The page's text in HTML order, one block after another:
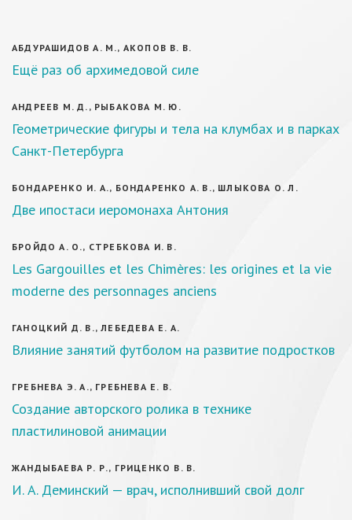
АБДУРАШИДОВ А. М., АКОПОВ В. В.
Ещё раз об архимедовой силе
АНДРЕЕВ М. Д., РЫБАКОВА М. Ю.
Геометрические фигуры и тела на клумбах и в парках
Санкт-Петербурга
БОНДАРЕНКО И. А., БОНДАРЕНКО А. В., ШЛЫКОВА О. Л.
Две ипостаси иеромонаха Антония
БРОЙДО А. О., СТРЕБКОВА И. В.
Les Gargouilles et les Chimères: les origines et la vie
moderne des personnages anciens
ГАНОЦКИЙ Д. В., ЛЕБЕДЕВА Е. А.
Влияние занятий футболом на развитие подростков
ГРЕБНЕВА Э. А., ГРЕБНЕВА Е. В.
Создание авторского ролика в технике
пластилиновой анимации
ЖАНДЫБАЕВА Р. Р., ГРИЦЕНКО В. В.
И. А. Деминский — врач, исполнивший свой долг